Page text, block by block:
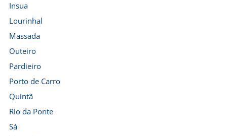
Insua
Lourinhal
Massada
Outeiro
Pardieiro
Porto de Carro
Quintã
Rio da Ponte
Sá